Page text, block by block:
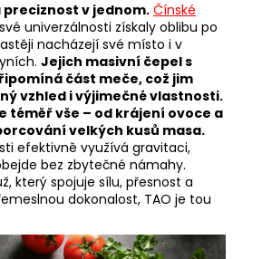
preciznost v jednom. Čínské
univerzálnosti získaly oblibu po
nacházejí své místo i v
Jejich masivní čepel s
část meče, což jim
vzhled i výjimečné vlastnosti.
téměř vše – od krájení ovoce a
velkých kusů masa.
efektivně využívá gravitaci,
bez zbytečné námahy.
který spojuje sílu, přesnost a
dokonalost, TAO je tou